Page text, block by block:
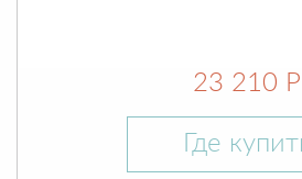
23 210 Р
Где